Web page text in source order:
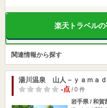
楽天トラベル
関連情報から探す
湯川温泉 山人－ｙａｍａｄ
-点/ 0 件
岩手県 / 和賀